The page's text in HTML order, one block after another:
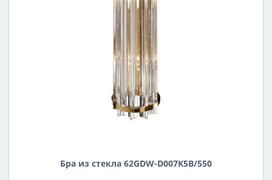
Бра из стекла 62GDW-D007K5B/550